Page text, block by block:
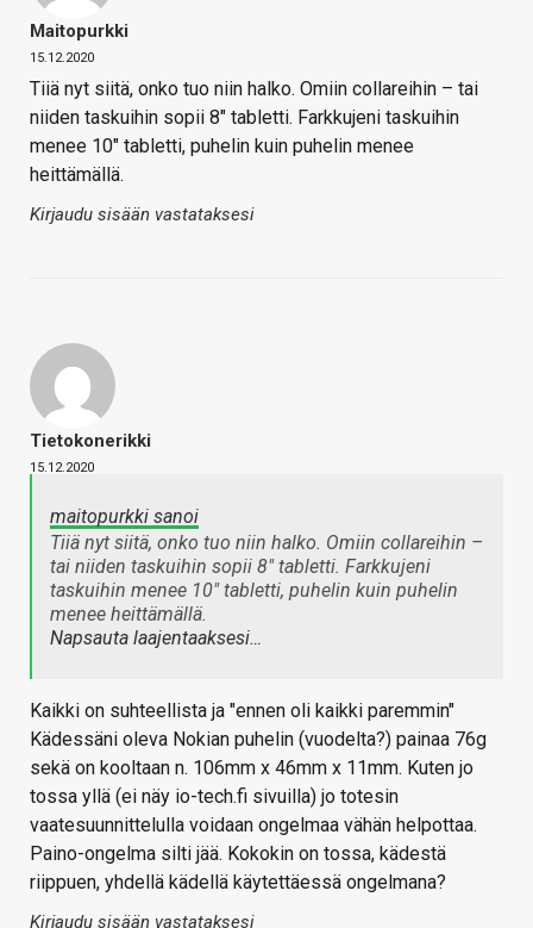
Maitopurkki
15.12.2020
Tiiä nyt siitä, onko tuo niin halko. Omiin collareihin – tai
niiden taskuihin sopii 8″ tabletti. Farkkujeni taskuihin
menee 10″ tabletti, puhelin kuin puhelin menee
heittämällä.
Kirjaudu sisään vastataksesi
Tietokonerikki
15.12.2020
maitopurkki sanoi
Tiiä nyt siitä, onko tuo niin halko. Omiin collareihin –
tai niiden taskuihin sopii 8" tabletti. Farkkujeni
taskuihin menee 10" tabletti, puhelin kuin puhelin
menee heittämällä.
Napsauta laajentaaksesi…
Kaikki on suhteellista ja "ennen oli kaikki paremmin"
Kädessäni oleva Nokian puhelin (vuodelta?) painaa 76g
sekä on kooltaan n. 106mm x 46mm x 11mm. Kuten jo
tossa yllä (ei näy io-tech.fi sivuilla) jo totesin
vaatesuunnittelulla voidaan ongelmaa vähän helpottaa.
Paino-ongelma silti jää. Kokokin on tossa, kädestä
riippuen, yhdellä kädellä käytettäessä ongelmana?
Kirjaudu sisään vastataksesi